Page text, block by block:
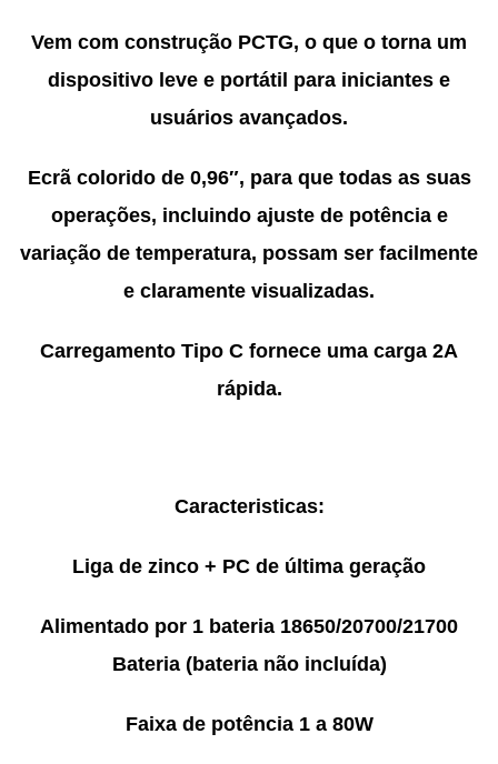
Vem com construção PCTG, o que o torna um
dispositivo leve e portátil para iniciantes e
usuários avançados.
Ecrã colorido de 0,96″, para que todas as suas
operações, incluindo ajuste de potência e
variação de temperatura, possam ser facilmente
e claramente visualizadas.
Carregamento Tipo C fornece uma carga 2A
rápida.
Caracteristicas:
Liga de zinco + PC de última geração
Alimentado por 1 bateria 18650/20700/21700
Bateria (bateria não incluída)
Faixa de potência 1 a 80W